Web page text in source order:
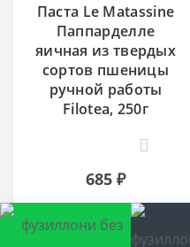
Паста Le Matassine
Паппарделле
яичная из твердых
сортов пшеницы
ручной работы
Filotea, 250г
685 ₽
КУПИТЬ